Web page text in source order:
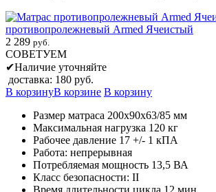
противопролежневый Armed Ячеистый
2 289 руб.
СОВЕТУЕМ
✔Наличие уточняйте
доставка: 180 руб.
В корзинуВ корзине В корзину
Размер матраса 200х90х63/85 мм
Максимальная нагрузка 120 кг
Рабочее давление 17 +/- 1 кПА
Работа: непрерывная
Потребляемая мощность 13,5 ВА
Класс безопасности: II
Время длительности цикла 12 мин